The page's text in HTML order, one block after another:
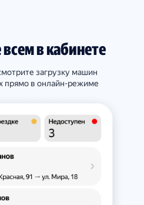
в кабинете
загрузку машин
прямо в онлайн-режиме